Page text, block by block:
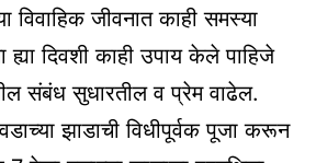
विवाहिक जीवनात काही समस्या
ह्या दिवशी काही उपाय केले पाहिजे
संबंध सुधारतील व प्रेम वाढेल.
वडाच्या झाडाची विधीपूर्वक पूजा करून